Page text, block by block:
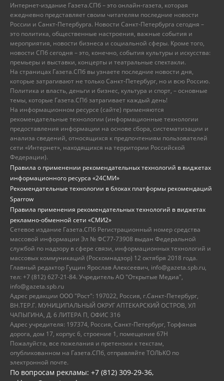
Интернет-издание Газета.СПб – это онлайн-газета, которая
ежедневно представляет своим читателям последние новости
России и Санкт-Петербурга. Новости Санкт-Петербурга сегодня –
это политика, общественные настроения, важные события и
мероприятия, новости бизнеса и социальной сферы. Кроме того,
новости СПб сегодня – это, конечно, события культуры и искусства:
премьеры и выставки, концерты и театральные спектакли.
На страницах Газета.СПб вы узнаете последние новости дня,
которые затрагивают не только Санкт-Петербург, но и всю Россию.
Политика и власть, деньги и бизнес, культура и спорт, – основные
темы, которые Газета.СПб затрагивает каждый день!
На информационном ресурсе (сайте) применяются
рекомендательные технологии (информационные технологии
предоставления информации на основе сбора, систематизации и
анализа сведений, относящихся к предпочтениям пользователей
сети «Интернет», находящихся на территории Российской
Федерации).
Правила о применении рекомендательных технологий в виджетах
информационного ресурса «24СМИ»
Рекомендательные технологии в блоках платформы рекомендаций
Sparrow
Правила применения рекомендательных технологий в виджетах
рекламно-обменной сети «СМИ2»
Сетевое издание Газета.СПб Регистрационный номер средства
массовой информации Эл № ФС77-73908 выдан Федеральной
службой по надзору в сфере связи, информационных технологий и
массовых коммуникаций (Роскомнадзор) 12 октября 2018 года.
Главный редактор Гущин Ярослав Алексеевич, info@gazeta.spb.ru,
тел: +7 (812) 627-21-84. Учредитель АО "Открытые Медиа",
info@gazeta.spb.ru
Адрес редакции ООО "Рост": 197022, Россия, г.Санкт-Петербург,
ВН.ТЕР.Г. МУНИЦИПАЛЬНЫЙ ОКРУГ АПТЕКАРСКИЙ ОСТРОВ, УЛ
ЧАПЫГИНА, Д. 6 ЛИТЕРА П, ОФИС 316
Адрес учредителя: 197374, Россия, Санкт-Петербург, Торфяная
дорога, дом 17, корпус 6, строение 1, помещение 67Н
Пожалуйста, все пожелания и претензии к текстам,
опубликованном на Газета.СПб, отправляйте ТОЛЬКО по
электронной почте.
По вопросам рекламы: +7 (812) 309-29-36,